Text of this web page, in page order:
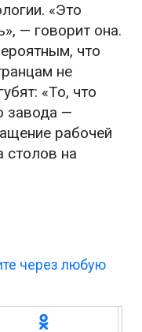
«Это
— говорит она.
что
не
«То, что
завода —
рабочей
столов на
через любую